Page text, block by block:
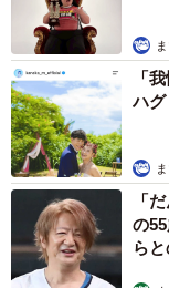
「
ハグ
「
の
ら